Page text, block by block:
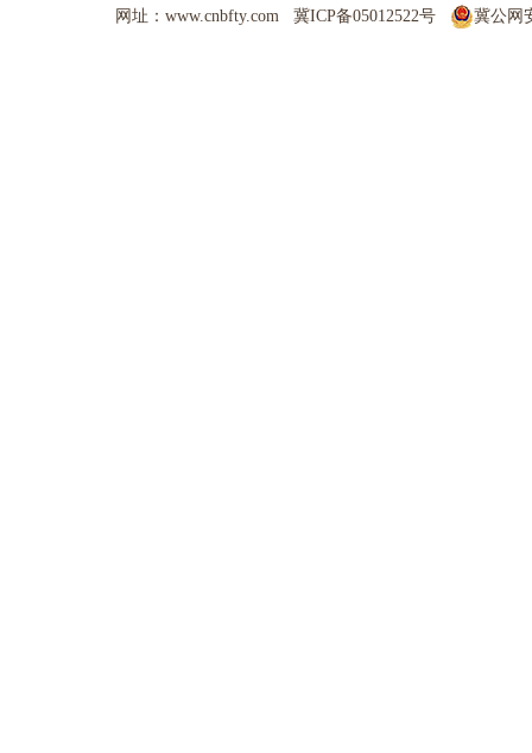
网址：www.cnbfty.com 冀ICP备05012522号 冀公网